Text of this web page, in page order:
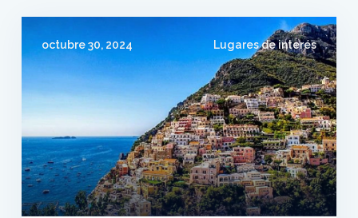
octubre 30, 2024 Lugares de interés